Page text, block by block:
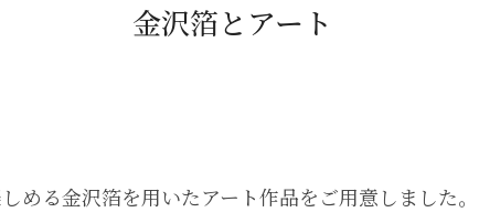
金沢箔とアート
める金沢箔を用いたアート作品をご用意しました。